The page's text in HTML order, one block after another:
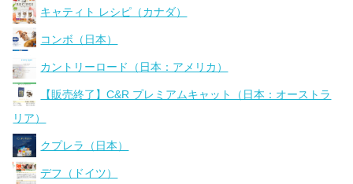
キャティト レシピ（カナダ）
コンボ（日本）
カントリーロード（日本：アメリカ）
【販売終了】C&R プレミアムキャット（日本：オーストラ
リア）
クプレラ（日本）
デフ（ドイツ）